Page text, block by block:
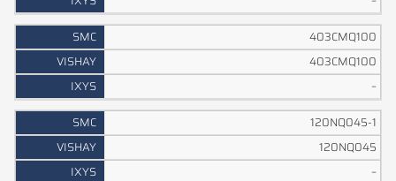
403CMQ100
403CMQ100
–
120NQ045-1
120NQ045
–